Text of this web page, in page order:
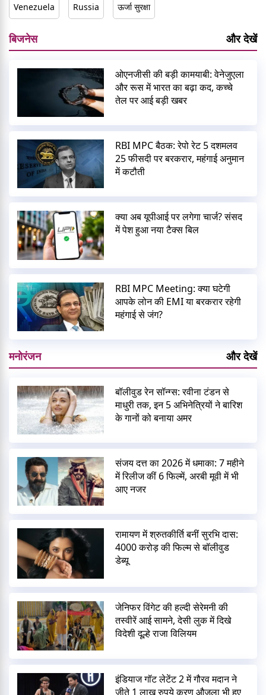
Venezuela Russia ऊर्जा सुरक्षा
बिजनेस और देखें
ओएनजीसी की बड़ी कामयाबी: वेनेजुएला
और रूस में भारत का बढ़ा कद, कच्चे
तेल पर आई बड़ी खबर
RBI MPC बैठक: रेपो रेट 5 दशमलव
25 फीसदी पर बरकरार, महंगाई अनुमान
में कटौती
क्या अब यूपीआई पर लगेगा चार्ज? संसद
में पेश हुआ नया टैक्स बिल
RBI MPC Meeting: क्या घटेगी
आपके लोन की EMI या बरकरार रहेगी
महंगाई से जंग?
मनोरंजन और देखें
बॉलीवुड रेन सॉन्ग्स: रवीना टंडन से
माधुरी तक, इन 5 अभिनेत्रियों ने बारिश
के गानों को बनाया अमर
संजय दत्त का 2026 में धमाका: 7 महीने
में रिलीज कीं 6 फिल्में, अरबी मूवी में भी
आए नजर
रामायण में श्रुतकीर्ति बनीं सुरभि दास:
4000 करोड़ की फिल्म से बॉलीवुड
डेब्यू
जेनिफर विंगेट की हल्दी सेरेमनी की
तस्वीरें आई सामने, देसी लुक में दिखे
विदेशी दूल्हे राजा विलियम
इंडियाज गॉट लेटेंट 2 में गौरव मदान ने
जीते 1 लाख रुपये करण औजला भी हुए